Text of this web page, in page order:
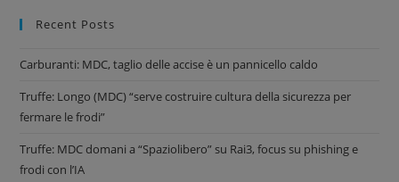
Recent Posts
Carburanti: MDC, taglio delle accise è un pannicello caldo
Truffe: Longo (MDC) “serve costruire cultura della sicurezza per
fermare le frodi”
Truffe: MDC domani a “Spaziolibero” su Rai3, focus su phishing e
frodi con l’IA